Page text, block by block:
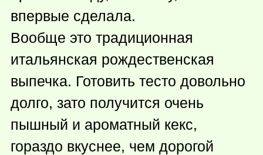
впервые сделала.
Вообще это традиционная
итальянская рождественская
выпечка. Готовить тесто довольно
долго, зато получится очень
пышный и ароматный кекс,
гораздо вкуснее, чем дорогой